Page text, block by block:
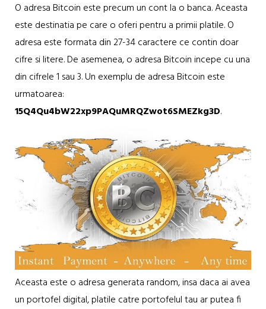
O adresa Bitcoin este precum un cont la o banca. Aceasta
este destinatia pe care o oferi pentru a primii platile. O
adresa este formata din 27-34 caractere ce contin doar
cifre si litere. De asemenea, o adresa Bitcoin incepe cu una
din cifrele 1 sau 3. Un exemplu de adresa Bitcoin este
urmatoarea:
15Q4Qu4bW22xp9PAQuMRQZwot6SMEZkg3D.
Aceasta este o adresa generata random, insa daca ai avea
un portofel digital, platile catre portofelul tau ar putea fi